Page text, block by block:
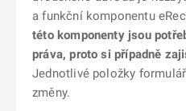
a funkční komponentu
této komponenty jsou
práva, proto si případně
Jednotlivé položky
změny.